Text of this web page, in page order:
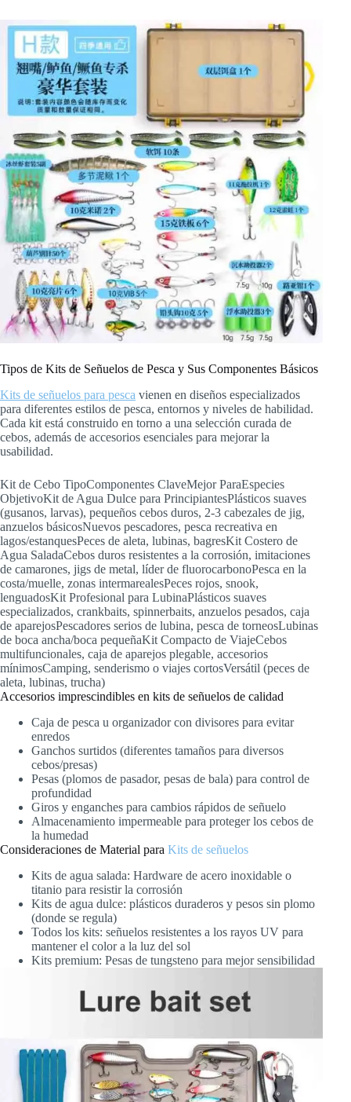
Tipos de Kits de Señuelos de Pesca y Sus Componentes Básicos
Kits de señuelos para pesca vienen en diseños especializados
para diferentes estilos de pesca, entornos y niveles de habilidad.
Cada kit está construido en torno a una selección curada de
cebos, además de accesorios esenciales para mejorar la
usabilidad.
Kit de Cebo TipoComponentes ClaveMejor ParaEspecies
ObjetivoKit de Agua Dulce para PrincipiantesPlásticos suaves
(gusanos, larvas), pequeños cebos duros, 2-3 cabezales de jig,
anzuelos básicosNuevos pescadores, pesca recreativa en
lagos/estanquesPeces de aleta, lubinas, bagresKit Costero de
Agua SaladaCebos duros resistentes a la corrosión, imitaciones
de camarones, jigs de metal, líder de fluorocarbonoPesca en la
costa/muelle, zonas intermarealesPeces rojos, snook,
lenguadosKit Profesional para LubinaPlásticos suaves
especializados, crankbaits, spinnerbaits, anzuelos pesados, caja
de aparejosPescadores serios de lubina, pesca de torneosLubinas
de boca ancha/boca pequeñaKit Compacto de ViajeCebos
multifuncionales, caja de aparejos plegable, accesorios
mínimosCamping, senderismo o viajes cortosVersátil (peces de
aleta, lubinas, trucha)
Accesorios imprescindibles en kits de señuelos de calidad
Caja de pesca u organizador con divisores para evitar
enredos
Ganchos surtidos (diferentes tamaños para diversos
cebos/presas)
Pesas (plomos de pasador, pesas de bala) para control de
profundidad
Giros y enganches para cambios rápidos de señuelo
Almacenamiento impermeable para proteger los cebos de
la humedad
Consideraciones de Material para Kits de señuelos
Kits de agua salada: Hardware de acero inoxidable o
titanio para resistir la corrosión
Kits de agua dulce: plásticos duraderos y pesos sin plomo
(donde se regula)
Todos los kits: señuelos resistentes a los rayos UV para
mantener el color a la luz del sol
Kits premium: Pesas de tungsteno para mejor sensibilidad